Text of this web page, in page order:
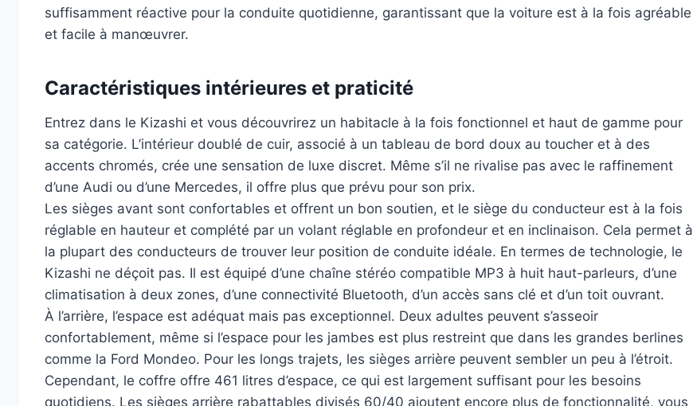
suffisamment réactive pour la conduite quotidienne, garantissant que la voiture est à la fois agréable
et facile à manœuvrer.
Caractéristiques intérieures et praticité
Entrez dans le Kizashi et vous découvrirez un habitacle à la fois fonctionnel et haut de gamme pour
sa catégorie. L’intérieur doublé de cuir, associé à un tableau de bord doux au toucher et à des
accents chromés, crée une sensation de luxe discret. Même s’il ne rivalise pas avec le raffinement
d’une Audi ou d’une Mercedes, il offre plus que prévu pour son prix.
Les sièges avant sont confortables et offrent un bon soutien, et le siège du conducteur est à la fois
réglable en hauteur et complété par un volant réglable en profondeur et en inclinaison. Cela permet à
la plupart des conducteurs de trouver leur position de conduite idéale. En termes de technologie, le
Kizashi ne déçoit pas. Il est équipé d’une chaîne stéréo compatible MP3 à huit haut-parleurs, d’une
climatisation à deux zones, d’une connectivité Bluetooth, d’un accès sans clé et d’un toit ouvrant.
À l’arrière, l’espace est adéquat mais pas exceptionnel. Deux adultes peuvent s’asseoir
confortablement, même si l’espace pour les jambes est plus restreint que dans les grandes berlines
comme la Ford Mondeo. Pour les longs trajets, les sièges arrière peuvent sembler un peu à l’étroit.
Cependant, le coffre offre 461 litres d’espace, ce qui est largement suffisant pour les besoins
quotidiens. Les sièges arrière rabattables divisés 60/40 ajoutent encore plus de fonctionnalité, vous